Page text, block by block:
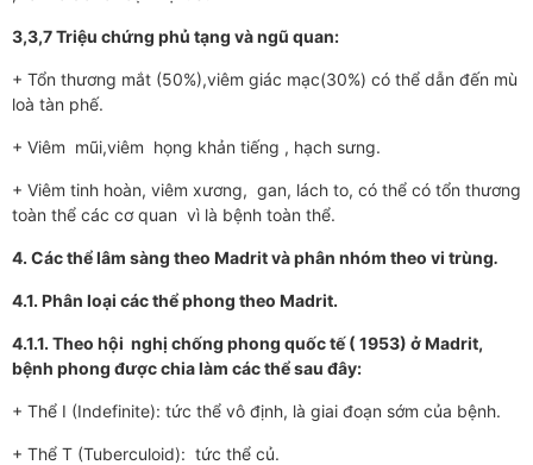
3,3,7 Triệu chứng phủ tạng và ngũ quan:
+ Tổn thương mắt (50%),viêm giác mạc(30%) có thể dẫn đến mù
loà tàn phế.
+ Viêm mũi,viêm họng khản tiếng , hạch sưng.
+ Viêm tinh hoàn, viêm xương, gan, lách to, có thể có tổn thương
toàn thể các cơ quan vì là bệnh toàn thể.
4. Các thể lâm sàng theo Madrit và phân nhóm theo vi trùng.
4.1. Phân loại các thể phong theo Madrit.
4.1.1. Theo hội nghị chống phong quốc tế ( 1953) ở Madrit,
bệnh phong được chia làm các thể sau đây:
+ Thể I (Indefinite): tức thể vô định, là giai đoạn sớm của bệnh.
+ Thể T (Tuberculoid): tức thể củ.